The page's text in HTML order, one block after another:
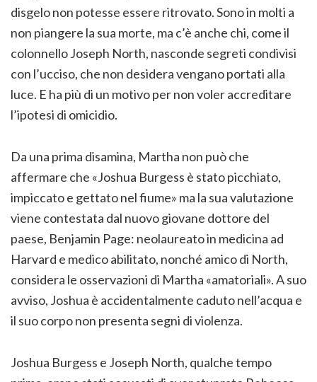
disgelo non potesse essere ritrovato. Sono in molti a
non piangere la sua morte, ma c’è anche chi, come il
colonnello Joseph North, nasconde segreti condivisi
con l’ucciso, che non desidera vengano portati alla
luce. E ha più di un motivo per non voler accreditare
l’ipotesi di omicidio.
Da una prima disamina, Martha non può che
affermare che «Joshua Burgess è stato picchiato,
impiccato e gettato nel fiume» ma la sua valutazione
viene contestata dal nuovo giovane dottore del
paese, Benjamin Page: neolaureato in medicina ad
Harvard e medico abilitato, nonché amico di North,
considera le osservazioni di Martha «amatoriali». A suo
avviso, Joshua è accidentalmente caduto nell’acqua e
il suo corpo non presenta segni di violenza.
Joshua Burgess e Joseph North, qualche tempo